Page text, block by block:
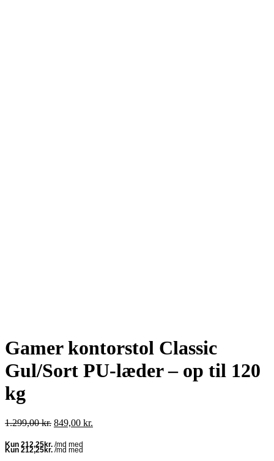
Gamer kontorstol Classic
Gul/Sort PU-læder – op til 120
kg
1.299,00kr. Den
pris
var:
849,00 kr.